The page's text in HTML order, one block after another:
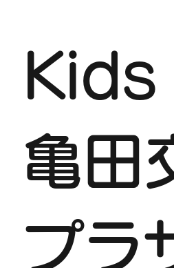
亀田
プラ